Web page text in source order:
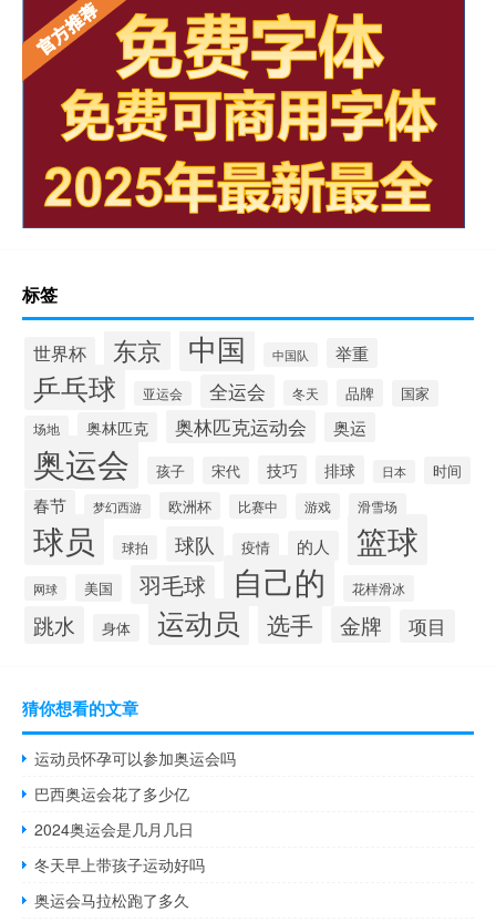
标签
世界杯 东京 中国 中国队 举重
乒乓球 亚运会 全运会 冬天 品牌 国家
场地 奥林匹克 奥林匹克运动会 奥运
奥运会 孩子 宋代 技巧 排球 日本 时间
春节 梦幻西游 欧洲杯 比赛中 游戏 滑雪场
球员 球拍 球队 疫情 的人 篮球
网球 美国 羽毛球 自己的 花样滑冰
跳水 身体 运动员 选手 金牌 项目
猜你想看的文章
运动员怀孕可以参加奥运会吗
巴西奥运会花了多少亿
2024奥运会是几月几日
冬天早上带孩子运动好吗
奥运会马拉松跑了多久